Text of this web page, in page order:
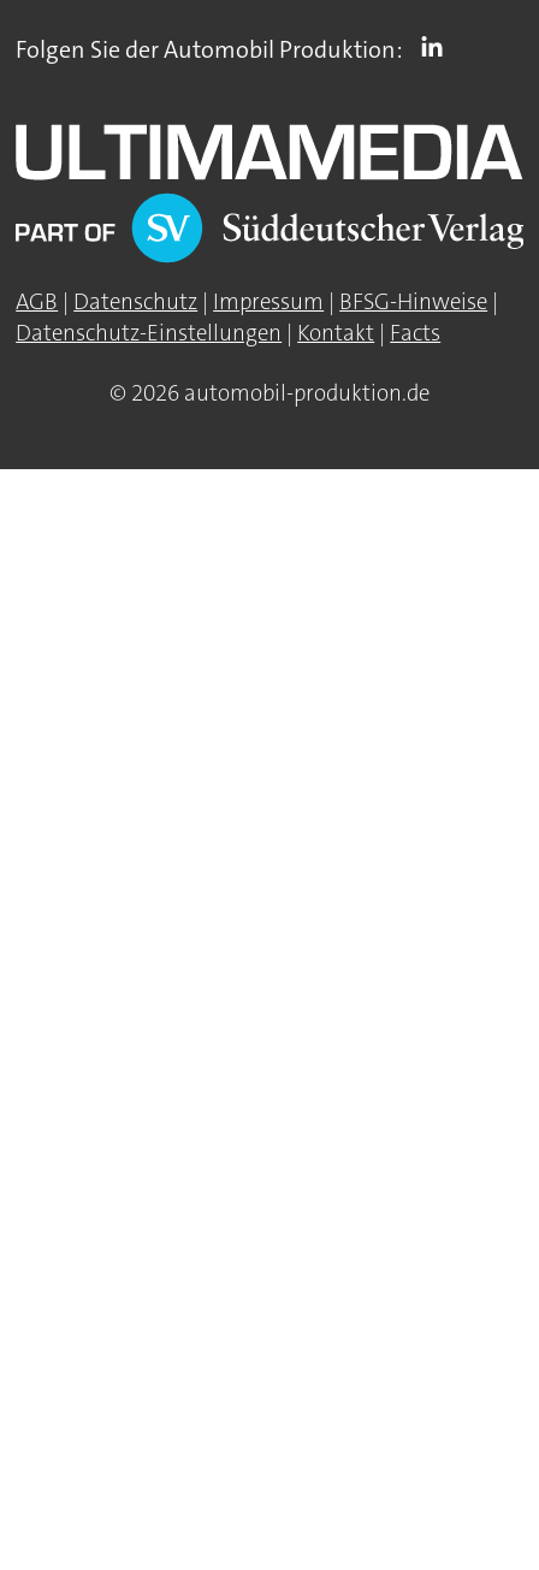
Folgen Sie der Automobil Produktion:
AGB | Datenschutz | Impressum | BFSG-Hinweise |
Datenschutz-Einstellungen | Kontakt | Facts
© 2026 automobil-produktion.de